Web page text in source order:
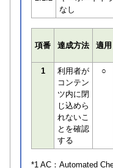
なし
項番 達成方法 適用
1
利用者が
コンテン
ツ内に閉
じ込めら
れないこ
とを確認
する
○
*1 AC： Automated